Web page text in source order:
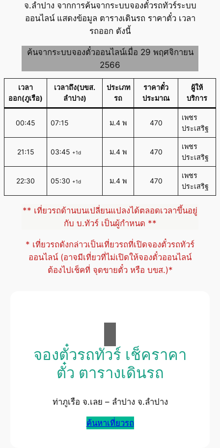
จ.ลำปาง จากการค้นจากระบบจองตั๋วรถทัวร์ระบบ
ออนไลน์ แสดงข้อมูล ตารางเดินรถ ราคาตั๋ว เวลา
รถออก ดังนี้
ค้นจากระบบจองตั๋วออนไลน์เมื่อ 29 พฤศจิกายน
2566
เวลา
ออก(ภูเรือ)
เวลาถึง(บขส.
ลำปาง)
ประเภท
รถ
ราคาตั๋ว
ประมาณ
ผู้ให้
บริการ
00:45 07:15 ม.4 พ 470
เพชร
ประเสริฐ
21:15 03:45 +1d ม.4 พ 470
เพชร
ประเสริฐ
22:30 05:30 +1d ม.4 พ 470
เพชร
ประเสริฐ
** เที่ยวรถด้านบนเปลี่ยนแปลงได้ตลอดเวลาขึ้นอยู่
กับ บ.ทัวร์ เป็นผู้กำหนด **
* เที่ยวรถดังกล่าวเป็นเที่ยวรถที่เปิดจองตั๋วรถทัวร์
ออนไลน์ (อาจมีเที่ยวที่ไม่เปิดให้จองตั๋วออนไลน์
ต้องไปเช็คที่ จุดขายตั๋ว หรือ บขส.)*
จองตั๋วรถทัวร์ เช็คราคา
ตั๋ว ตารางเดินรถ
ท่าภูเรือ จ.เลย – ลำปาง จ.ลำปาง
ค้นหาเที่ยวรถ